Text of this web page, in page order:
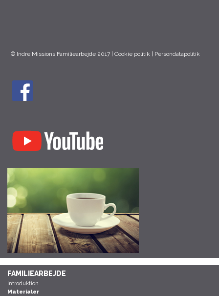
© Indre Missions Familiearbejde 2017 | Cookie politik | Persondatapolitik
FAMILIEARBEJDE
Introduktion
Materialer